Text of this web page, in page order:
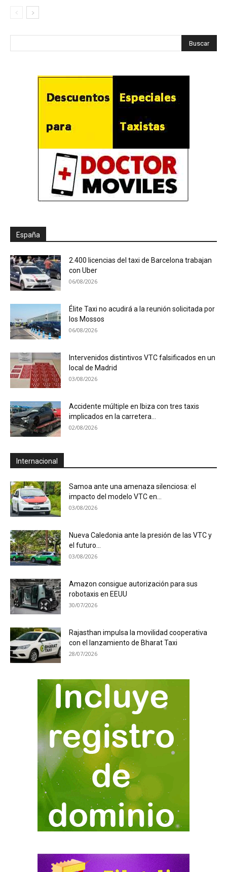
España
2.400 licencias del taxi de Barcelona trabajan
con Uber
06/08/2026
Élite Taxi no acudirá a la reunión solicitada por
los Mossos
06/08/2026
Intervenidos distintivos VTC falsificados en un
local de Madrid
03/08/2026
Accidente múltiple en Ibiza con tres taxis
implicados en la carretera...
02/08/2026
Internacional
Samoa ante una amenaza silenciosa: el
impacto del modelo VTC en...
03/08/2026
Nueva Caledonia ante la presión de las VTC y
el futuro...
03/08/2026
Amazon consigue autorización para sus
robotaxis en EEUU
30/07/2026
Rajasthan impulsa la movilidad cooperativa
con el lanzamiento de Bharat Taxi
28/07/2026